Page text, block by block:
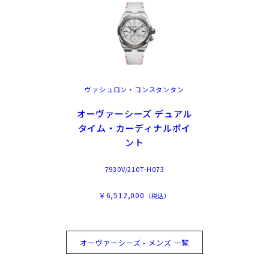
ヴァシュロン・コンスタンタン
オーヴァーシーズ デュアル
タイム・カーディナルポイ
ント
7930V/210T-H073
￥6,512,000 （税込）
オーヴァーシーズ - メンズ 一覧